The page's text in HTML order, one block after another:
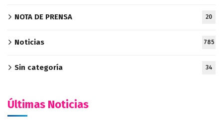
NOTA DE PRENSA 20
Noticias 785
Sin categoría 34
Últimas Noticias